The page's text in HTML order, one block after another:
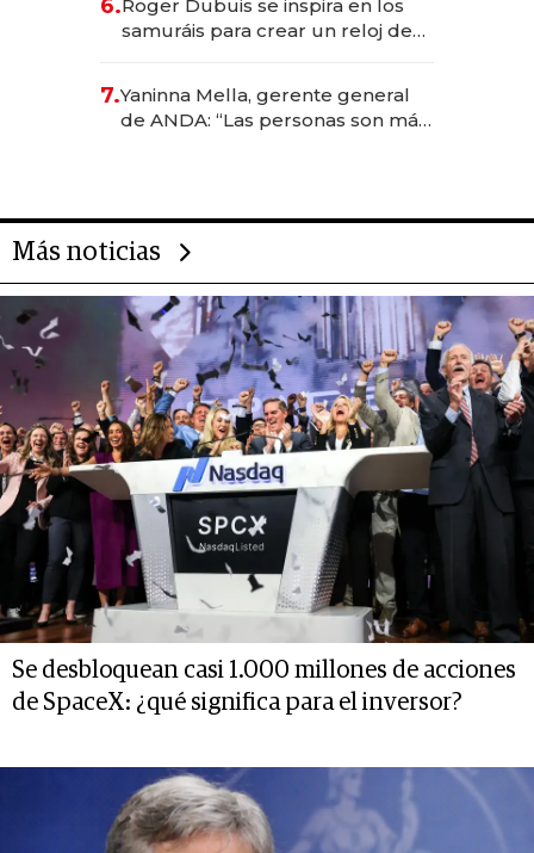
6.Roger Dubuis se inspira en los
samuráis para crear un reloj de
7.Yaninna Mella, gerente general
de ANDA: “Las personas son más
Más noticias
Se desbloquean casi 1.000 millones de acciones
de SpaceX: ¿qué significa para el inversor?